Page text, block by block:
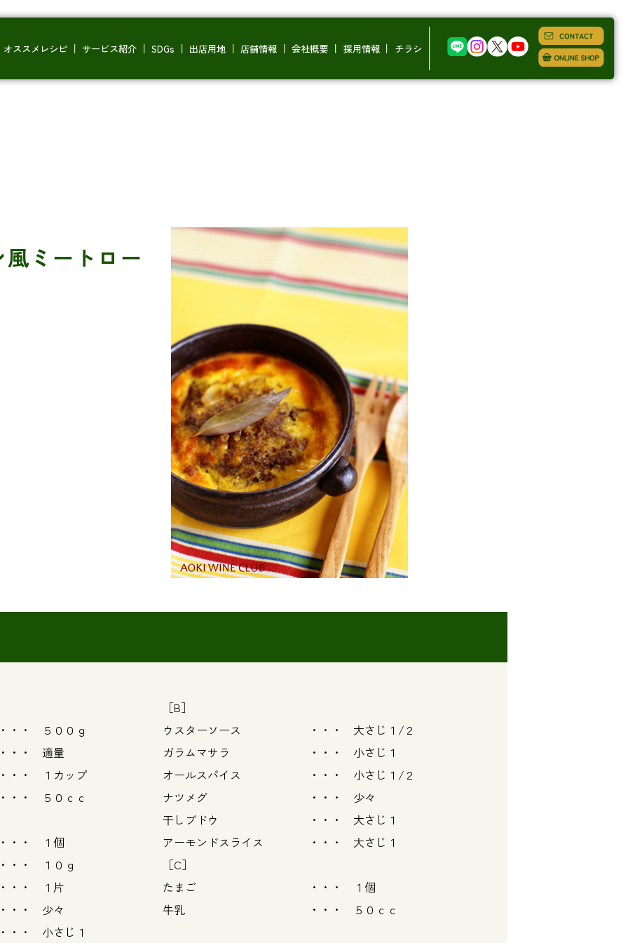
オススメレシピ サービス紹介 SDGs 出店用地 店舗情報 会社概要 採用情報 チラシ
ミートロー
００ｇ
適量
カップ
０ｃｃ
・・ １個
０ｇ
・ １片
・・ 少々
さじ１
［B］
ウスターソース ・・・ 大さじ１/２
ガラムマサラ ・・・ 小さじ１
オールスパイス ・・・ 小さじ１/２
ナツメグ ・・・ 少々
干しブドウ ・・・ 大さじ１
アーモンドスライス ・・・ 大さじ１
［C］
たまご ・・・ １個
牛乳 ・・・ ５０ｃｃ